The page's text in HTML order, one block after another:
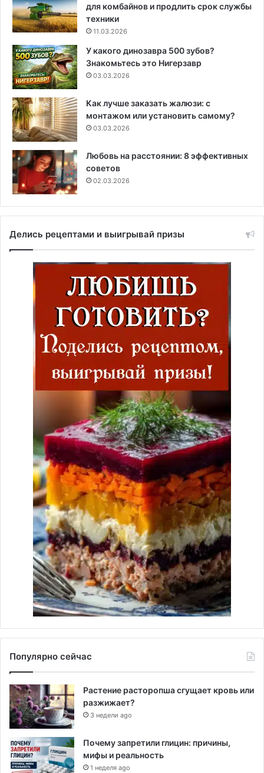
для комбайнов и продлить срок службы
техники
11.03.2026
У какого динозавра 500 зубов?
Знакомьтесь это Нигерзавр
03.03.2026
Как лучше заказать жалюзи: с
монтажом или установить самому?
03.03.2026
Любовь на расстоянии: 8 эффективных
советов
02.03.2026
Делись рецептами и выигрывай призы
Популярно сейчас
Растение расторопша сгущает кровь или
разжижает?
3 недели ago
Почему запретили глицин: причины,
мифы и реальность
1 неделя ago